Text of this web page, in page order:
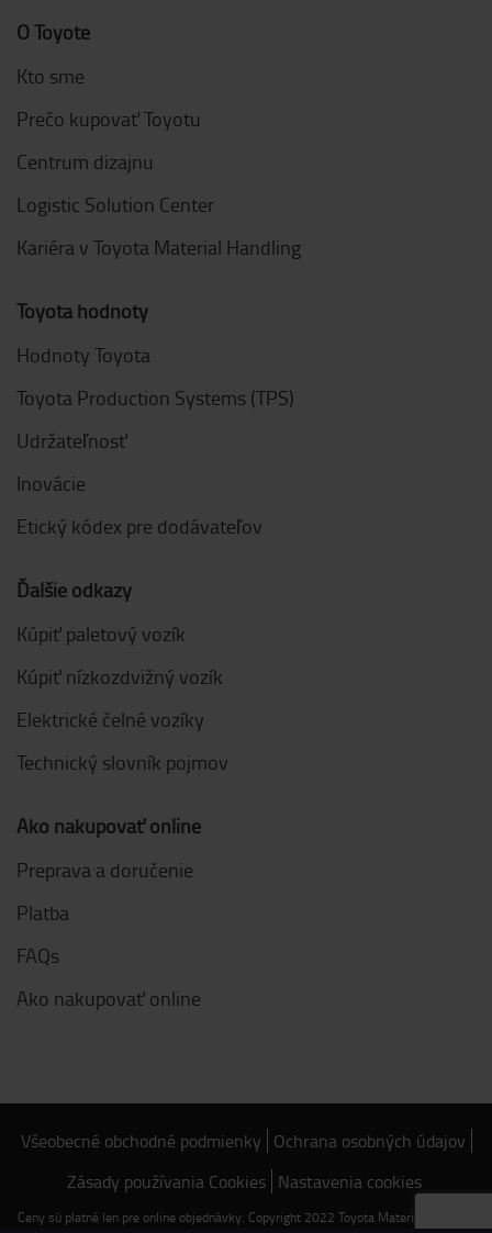
O Toyote
Kto sme
Prečo kupovať Toyotu
Centrum dizajnu
Logistic Solution Center
Kariéra v Toyota Material Handling
Toyota hodnoty
Hodnoty Toyota
Toyota Production Systems (TPS)
Udržateľnosť
Inovácie
Etický kódex pre dodávateľov
Ďalšie odkazy
Kúpiť paletový vozík
Kúpiť nízkozdvižný vozík
Elektrické čelné vozíky
Technický slovník pojmov
Ako nakupovať online
Preprava a doručenie
Platba
FAQs
Ako nakupovať online
Všeobecné obchodné podmienky Ochrana osobných údajov
Zásady používania Cookies Nastavenia cookies
Ceny sú platné len pre online objednávky. Copyright 2022 Toyota Material Handling